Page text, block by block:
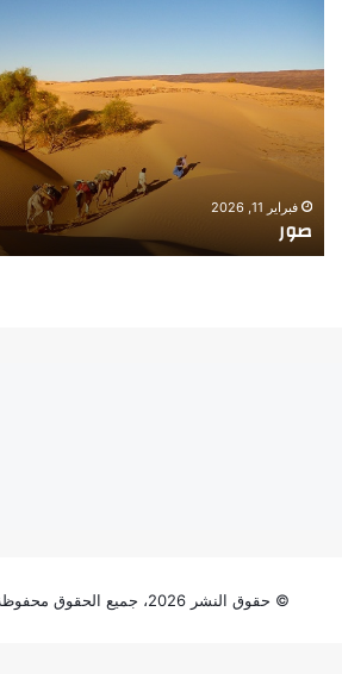
فبراير 11, 2026
صور
© حقوق النشر 2026، جميع الحقوق محفوظة | تصميم :